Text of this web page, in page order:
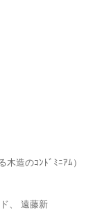
造のｺﾝﾄﾞﾐﾆｱﾑ）
、 遠藤新